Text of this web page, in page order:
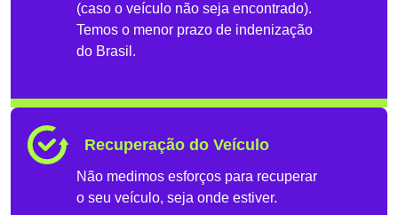
(caso o veículo não seja encontrado).
Temos o menor prazo de indenização
do Brasil.
Recuperação do Veículo
Não medimos esforços para recuperar
o seu veículo, seja onde estiver.